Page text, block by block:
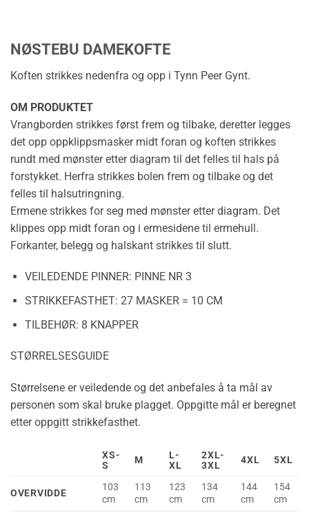
NØSTEBU DAMEKOFTE
Koften strikkes nedenfra og opp i Tynn Peer Gynt.
OM PRODUKTET
Vrangborden strikkes først frem og tilbake, deretter legges
det opp oppklippsmasker midt foran og koften strikkes
rundt med mønster etter diagram til det felles til hals på
forstykket. Herfra strikkes bolen frem og tilbake og det
felles til halsutringning.
Ermene strikkes for seg med mønster etter diagram. Det
klippes opp midt foran og i ermesidene til ermehull.
Forkanter, belegg og halskant strikkes til slutt.
VEILEDENDE PINNER: PINNE NR 3
STRIKKEFASTHET: 27 MASKER = 10 CM
TILBEHØR: 8 KNAPPER
STØRRELSESGUIDE
Størrelsene er veiledende og det anbefales å ta mål av
personen som skal bruke plagget. Oppgitte mål er beregnet
etter oppgitt strikkefasthet.
XS-
S
M
L-
XL
2XL-
3XL
4XL 5XL
OVERVIDDE
103
cm
113
cm
123
cm
134
cm
144
cm
154
cm